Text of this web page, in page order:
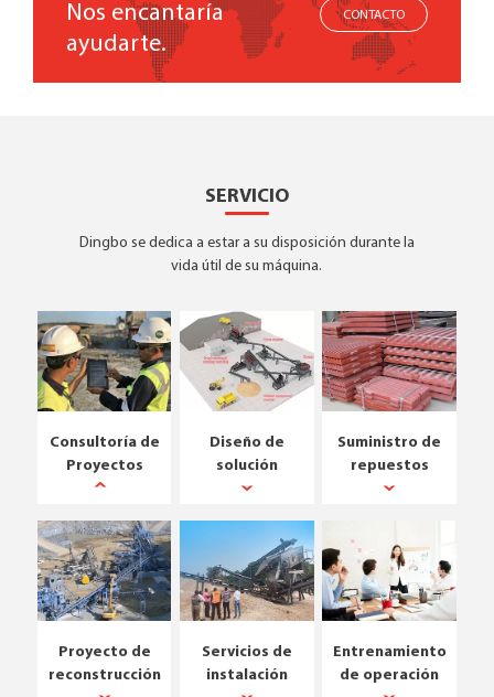
Nos encantaría
ayudarte.
CONTACTO
SERVICIO
Dingbo se dedica a estar a su disposición durante la
vida útil de su máquina.
Consultoría de
Proyectos
Diseño de
solución
Suministro de
repuestos
Proyecto de
reconstrucción
Servicios de
instalación
Entrenamiento
de operación